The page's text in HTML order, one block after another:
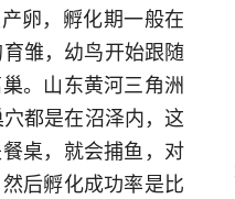
卵，孵化期一般在
雏，幼鸟开始跟随
。山东黄河三角洲
都是在沼泽内，这
桌，就会捕鱼，对
后孵化成功率是比